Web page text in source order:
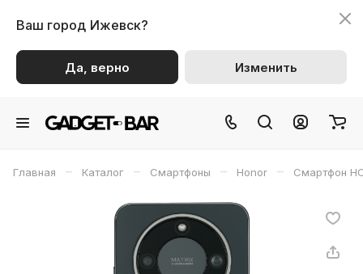
Ваш город Ижевск?
Да, верно Изменить
Главная – Каталог – Смартфоны – Honor – Смартфон